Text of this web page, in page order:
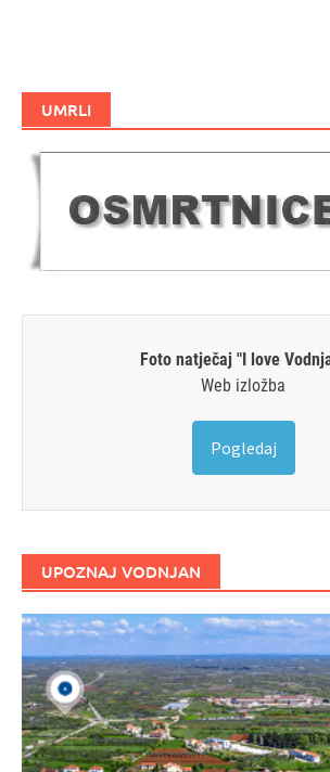
UMRLI
Foto natječaj "I love
Web izložba
Pogledaj
UPOZNAJ VODNJAN